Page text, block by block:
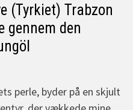
(Tyrkiet) Trabzon
gennem den
perle, byder på en skjult